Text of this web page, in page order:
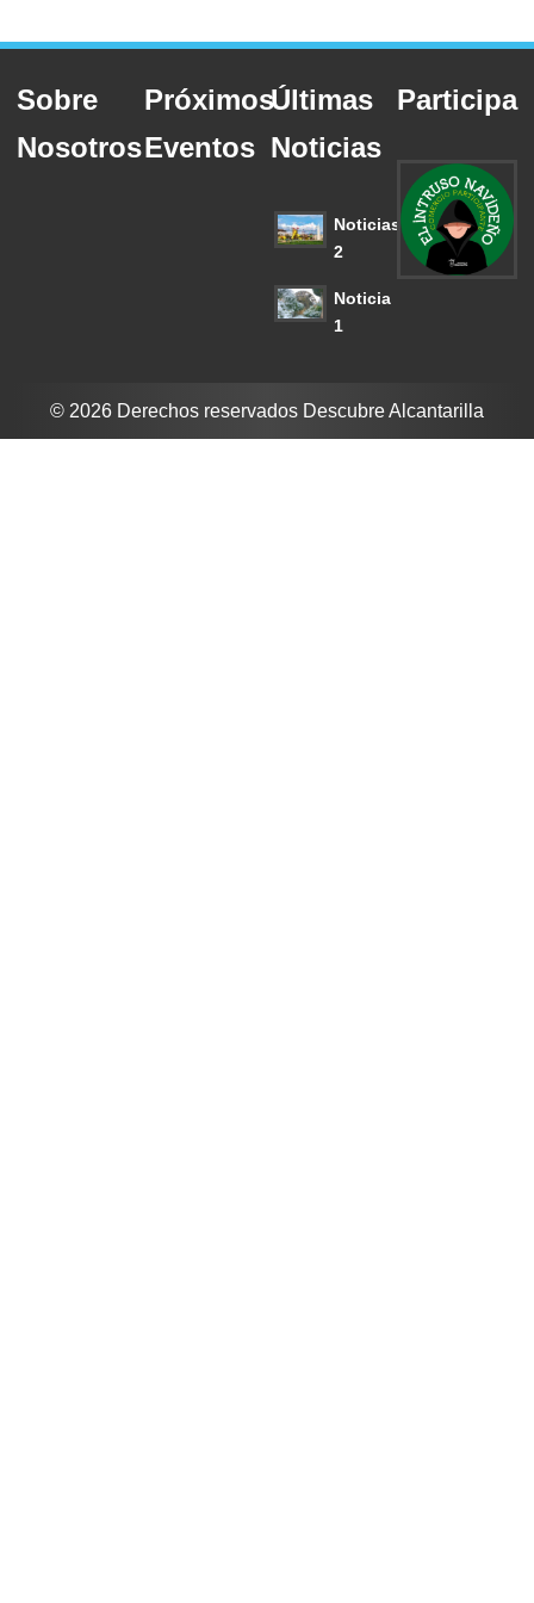
Sobre
Nosotros
Próximos
Eventos
Últimas
Noticias
Noticias
2
Noticia
1
Participa
© 2026 Derechos reservados Descubre Alcantarilla